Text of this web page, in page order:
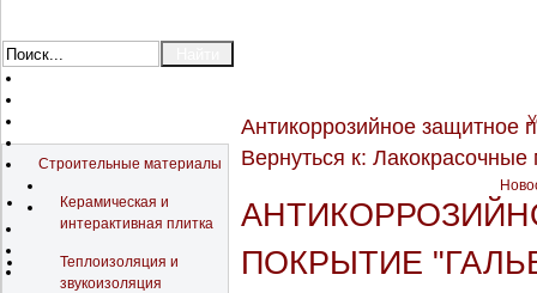
Строительные материалы
Керамическая и
интерактивная плитка
Теплоизоляция и
звукоизоляция
Антикоррозийное
Вернуться к:
ПОКРЫТИЕ